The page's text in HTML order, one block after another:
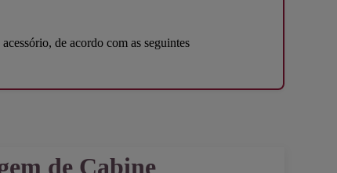
de acordo com as seguintes
de Cabine